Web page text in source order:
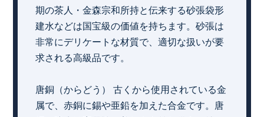
期の茶人・金森宗和所持と伝来する砂張袋形
建水などは国宝級の価値を持ちます。砂張は
非常にデリケートな材質で、適切な扱いが要
求される高級品です。
唐銅（からどう） 古くから使用されている金
属で、赤銅に錫や亜鉛を加えた合金です。唐